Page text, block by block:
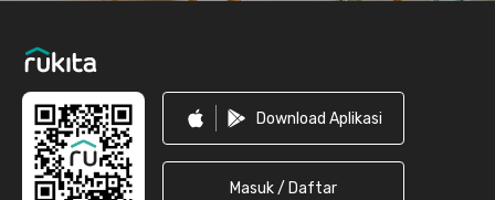
Download Aplikasi
Masuk / Daftar